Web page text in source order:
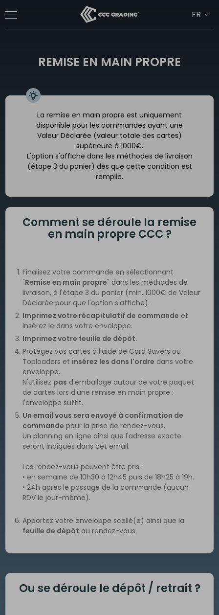
directement
au
REMISE EN MAIN PROPRE
La remise en main propre est uniquement
disponible pour les commandes ayant une
Valeur Déclarée (valeur totale des cartes)
supérieure à 1000€.
L'option s'affiche dans les méthodes de livraison
(étape 3 du panier) dès que cette condition est
remplie.
Comment se déroule la remise
en main propre CCC ?
Finalisez votre commande en sélectionnant
"Remise en main propre" dans les méthodes de
livraison, à l'étape 3 du panier (min. 1000€ de Valeur
Déclarée pour que l'option s'affiche).
Imprimez votre récapitulatif de commande et
insérez le dans votre enveloppe.
Imprimez votre feuille de dépôt.
Protégez vos cartes à l'aide de Card Savers ou
Toploaders et insérez les dans l'ordre dans votre
enveloppe.
N'utilisez pas d'emballage autour de votre paquet
de cartes lors d'une remise en main propre :
l'enveloppe suffit.
Un email vous sera envoyé à confirmation de
commande pour la prise de rendez-vous.
Un planning en ligne ainsi que l'adresse exacte
seront indiqués dans cet email.
Les rendez-vous peuvent être pris :
• en semaine de 10h30 à 12h45 puis de 18h25 à 19h.
• 24h après le passage de la commande (aucun
RDV le jour-même).
Apportez votre enveloppe scellé(e) ainsi que la
feuille de dépôt au rendez-vous.
Ou se déroule le dépôt / retrait ?